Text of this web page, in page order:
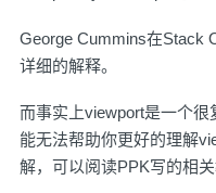
George Cummins在Stack
详细的解释。
而事实上viewport是一个
能无法帮助你更好的理解
解，可以阅读PPK写的相